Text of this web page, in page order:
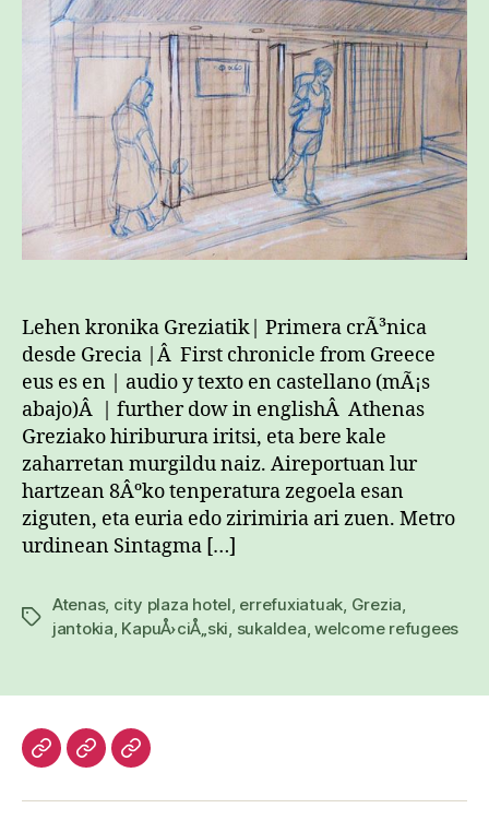
Lehen kronika Greziatik| Primera crÃ³nica
desde Grecia |Â First chronicle from Greece
eus es en | audio y texto en castellano (mÃ¡s
abajo)Â | further dow in englishÂ Athenas
Greziako hiriburura iritsi, eta bere kale
zaharretan murgildu naiz. Aireportuan lur
hartzean 8Âºko tenperatura zegoela esan
ziguten, eta euria edo zirimiria ari zuen. Metro
urdinean Sintagma […]
Etiketak
Atenas, city plaza hotel, errefuxiatuak, Grezia,
jantokia, KapuÅ›ciÅ„ski, sukaldea,welcome refugees
HasieraKazetari
Patxi